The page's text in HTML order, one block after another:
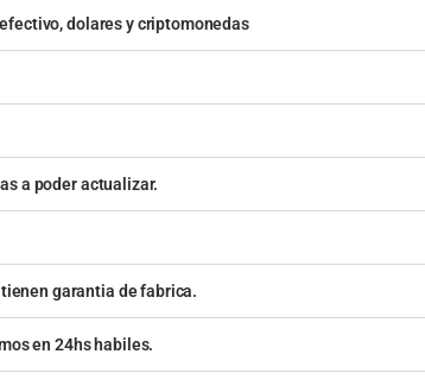
dolares y criptomonedas
a poder actualizar.
garantia de fabrica.
en 24hs habiles.